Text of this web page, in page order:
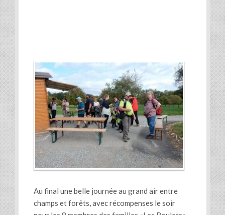
Au final une belle journée au grand air entre
champs et forêts, avec récompenses le soir